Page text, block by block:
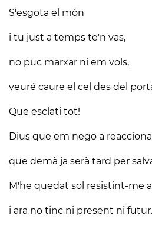
S'esgota el món
i tu just a temps te'n vas,
no puc marxar ni em vols,
veuré caure el cel des del
Que esclati tot!
Dius que em nego a
que demà ja serà tard per
M'he quedat sol resistint-me
i ara no tinc ni present ni futur.